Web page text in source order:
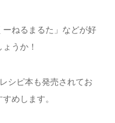
ーねるまるた」などが好
うか！
シピ本も発売されてお
めします。